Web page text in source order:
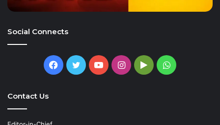
Social Connects
Facebook
TwitterYouTubeInstagram
GoogleWhatsApp
Contact Us